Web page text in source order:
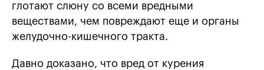
глотают слюну со всеми вредными
веществами, чем повреждают еще и органы
желудочно-кишечного тракта.
Давно доказано, что вред от курения